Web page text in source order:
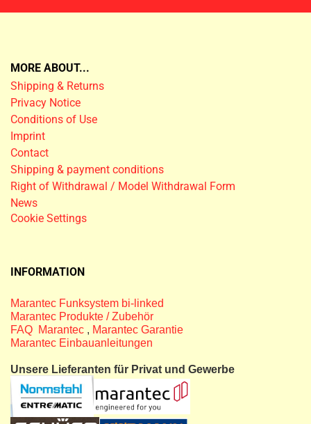
MORE ABOUT...
Shipping & Returns
Privacy Notice
Conditions of Use
Imprint
Contact
Shipping & payment conditions
Right of Withdrawal / Model Withdrawal Form
News
Cookie Settings
INFORMATION
Marantec Funksystem bi-linked
Marantec Produkte / Zubehör
FAQ Marantec , Marantec Garantie
Marantec Einbauanleitungen
Unsere Lieferanten für Privat und Gewerbe